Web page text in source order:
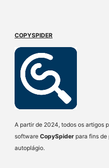
COPYSPIDER
A partir de 2024, todos os artigos
software CopySpider para fins
autoplágio.